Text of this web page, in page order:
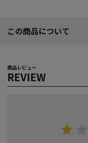
この商品について
商品レビュー
REVIEW